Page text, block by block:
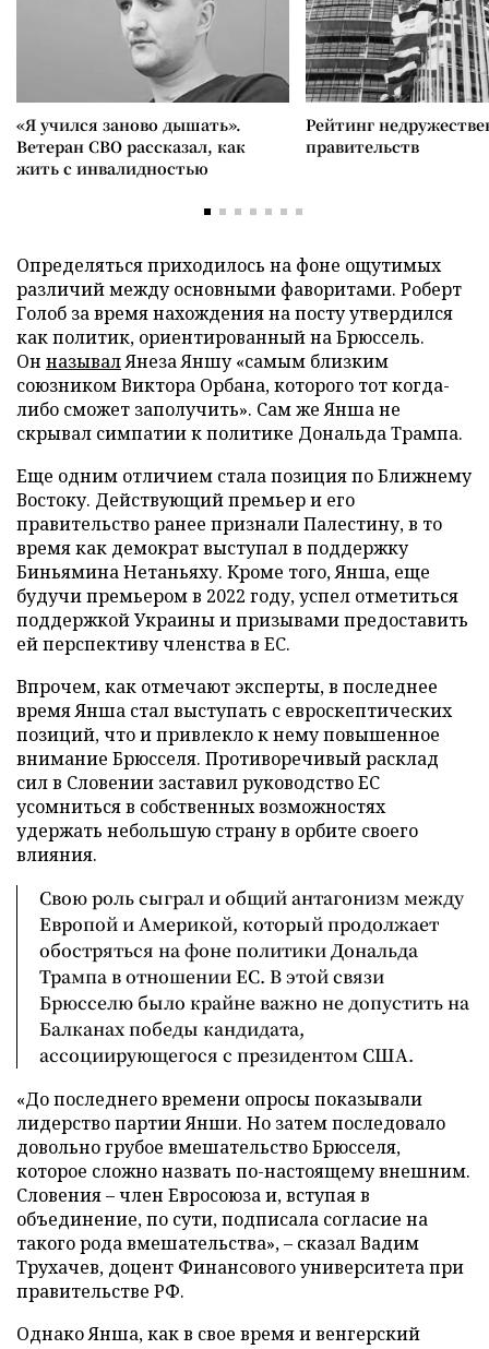
«Я учился заново дышать».
Ветеран СВО рассказал, как
жить с инвалидностью
Рейтинг
правительств
Определяться приходилось на фоне ощутимых
различий между основными фаворитами. Роберт
Голоб за время нахождения на посту утвердился
как политик, ориентированный на Брюссель.
Он называлЯнеза Яншу «самым близким
союзником Виктора Орбана, которого тот когда-
либо сможет заполучить». Сам же Янша не
скрывал симпатии к политике Дональда Трампа.
Еще одним отличием стала позиция по Ближнему
Востоку. Действующий премьер и его
правительство ранее признали Палестину, в то
время как демократ выступал в поддержку
Биньямина Нетаньяху. Кроме того, Янша, еще
будучи премьером в 2022 году, успел отметиться
поддержкой Украины и призывами предоставить
ей перспективу членства в ЕС.
Впрочем, как отмечают эксперты, в последнее
время Янша стал выступать с евроскептических
позиций, что и привлекло к нему повышенное
внимание Брюсселя. Противоречивый расклад
сил в Словении заставил руководство ЕС
усомниться в собственных возможностях
удержать небольшую страну в орбите своего
влияния.
Свою роль сыграл и общий антагонизм между
Европой и Америкой, который продолжает
обостряться на фоне политики Дональда
Трампа в отношении ЕС. В этой связи
Брюсселю было крайне важно не допустить на
Балканах победы кандидата,
ассоциирующегося с президентом США.
«До последнего времени опросы показывали
лидерство партии Янши. Но затем последовало
довольно грубое вмешательство Брюсселя,
которое сложно назвать по-настоящему внешним.
Словения – член Евросоюза и, вступая в
объединение, по сути, подписала согласие на
такого рода вмешательства», – сказал Вадим
Трухачев, доцент Финансового университета при
правительстве РФ.
Однако Янша, как в свое время и венгерский